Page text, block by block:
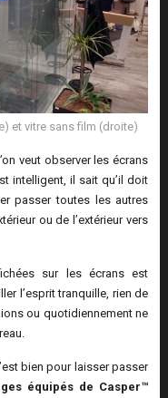
et vitre sans film (droite)
veut observer les écrans
intelligent, il sait qu’il doit
passer toutes les autres
ou de l’extérieur vers
sur les écrans est
l’esprit tranquille, rien de
ou quotidiennement ne
bien pour laisser passer
équipés de Casper™